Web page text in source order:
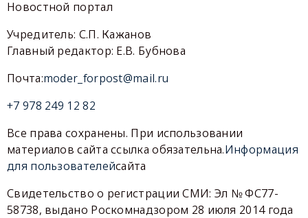
Новостной портал
Учредитель: С.П. Кажанов
Главный редактор: Е.В. Бубнова
Почта:moder_forpost@mail.ru
+7 978 249 12 82
Все права сохранены. При использовании
материалов сайта ссылка обязательна.Информация
для пользователейсайта
Свидетельство о регистрации СМИ: Эл № ФС77-
58738, выдано Роскомнадзором 28 июля 2014 года